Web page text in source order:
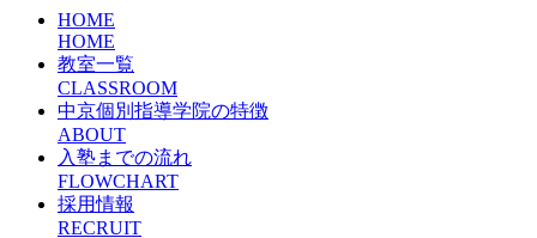
HOME
HOME
教室一覧
CLASSROOM
中京個別指導学院の特徴
ABOUT
入塾までの流れ
FLOWCHART
採用情報
RECRUIT